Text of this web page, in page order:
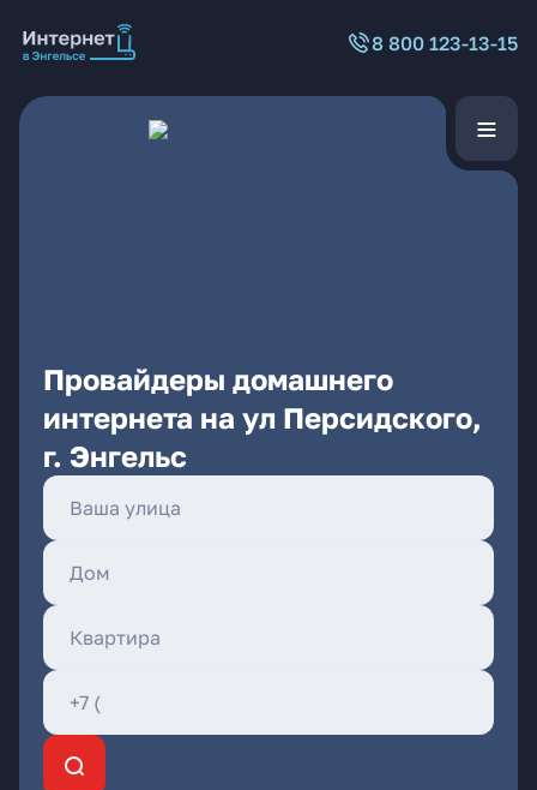
8 800 123-13-15
Провайдеры домашнего
интернета на ул Персидского,
г. Энгельс